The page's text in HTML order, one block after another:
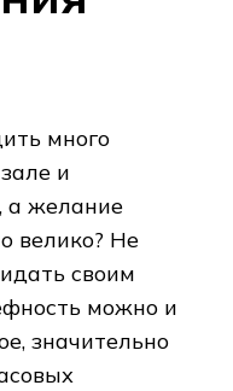
много
и
а желание
велико? Не
своим
можно и
значительно